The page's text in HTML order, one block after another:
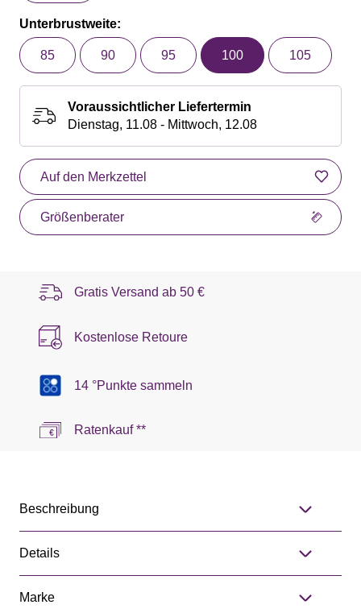
Unterbrustweite:
85 90 95 100 105
Voraussichtlicher Liefertermin
Dienstag, 11.08 - Mittwoch, 12.08
Auf den Merkzettel
Größenberater
Gratis Versand ab 50 €
Kostenlose Retoure
14 °Punkte sammeln
Ratenkauf **
Beschreibung
Details
Marke